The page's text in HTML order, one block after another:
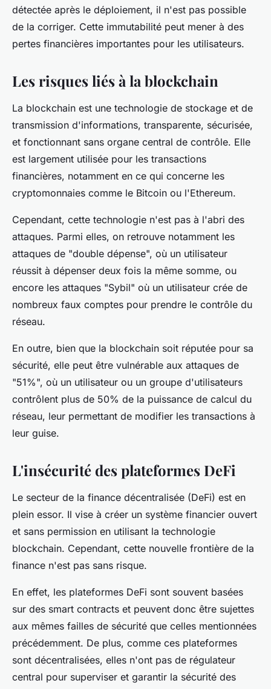
détectée après le déploiement, il n'est pas possible
de la corriger. Cette immutabilité peut mener à des
pertes financières importantes pour les utilisateurs.
Les risques liés à la blockchain
La blockchain est une technologie de stockage et de
transmission d'informations, transparente, sécurisée,
et fonctionnant sans organe central de contrôle. Elle
est largement utilisée pour les transactions
financières, notamment en ce qui concerne les
cryptomonnaies comme le Bitcoin ou l'Ethereum.
Cependant, cette technologie n'est pas à l'abri des
attaques. Parmi elles, on retrouve notamment les
attaques de "double dépense", où un utilisateur
réussit à dépenser deux fois la même somme, ou
encore les attaques "Sybil" où un utilisateur crée de
nombreux faux comptes pour prendre le contrôle du
réseau.
En outre, bien que la blockchain soit réputée pour sa
sécurité, elle peut être vulnérable aux attaques de
"51%", où un utilisateur ou un groupe d'utilisateurs
contrôlent plus de 50% de la puissance de calcul du
réseau, leur permettant de modifier les transactions à
leur guise.
L'insécurité des plateformes DeFi
Le secteur de la finance décentralisée (DeFi) est en
plein essor. Il vise à créer un système financier ouvert
et sans permission en utilisant la technologie
blockchain. Cependant, cette nouvelle frontière de la
finance n'est pas sans risque.
En effet, les plateformes DeFi sont souvent basées
sur des smart contracts et peuvent donc être sujettes
aux mêmes failles de sécurité que celles mentionnées
précédemment. De plus, comme ces plateformes
sont décentralisées, elles n'ont pas de régulateur
central pour superviser et garantir la sécurité des